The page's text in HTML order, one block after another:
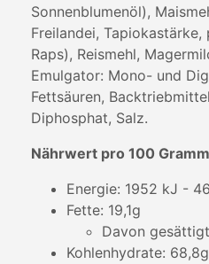
Sonnenblumenöl),
Freilandei, Tapiokastärke,
Raps), Reismehl,
Emulgator: Mono- und
Fettsäuren,
Diphosphat, Salz.
Nährwert pro 100
Energie: 1952 kJ -
Fette: 19,1g
Davon
Kohlenhydrate: 68,8g